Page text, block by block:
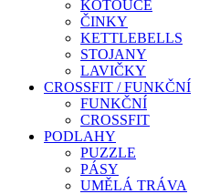
KOTOUČE
ČINKY
KETTLEBELLS
STOJANY
LAVIČKY
CROSSFIT / FUNKČNÍ
FUNKČNÍ
CROSSFIT
PODLAHY
PUZZLE
PÁSY
UMĚLÁ TRÁVA